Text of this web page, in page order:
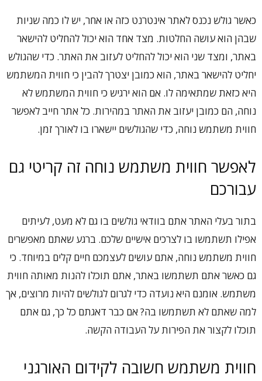
כאשר גולש נכנס לאתר אינטרנט כזה או אחר, יש לו כמה שניות
שבהן הוא עושה החלטות. מצד אחד הוא יכול להחליט להישאר
באתר, ומצד שני הוא יכול להחליט לעזוב את האתר. כדי שהגולש
יחליט להישאר באתר, הוא כמובן יצטרך להבין כי חווית המשתמש
היא כזאת שמתאימה לו. אם הוא ירגיש כי חווית המשתמש לא
נוחה, הם כמובן יעזוב את האתר במהירות. כל אתר חייב לאפשר
חווית משתמש נוחה, כדי שהגולשים יישארו בו לאורך זמן.
לאפשר חווית משתמש נוחה זה קריטי גם
עבורכם
בתור בעלי האתר אתם בוודאי גולשים בו גם לא מעט, לעיתים
אפילו תשתמשו בו לצרכים אישיים שלכם. ברגע שאתם מאפשרים
חווית משתמש נוחה, אתם עושים לעצמכם חיים קלים במיוחד. כי
גם כאשר אתם תשתמשו באתר, אתם תוכלו להנות מאותה חווית
משתמש. אומנם היא נועדה כדי לגרום לגולשים להיות מרוצים, אך
למה שאתם לא תשתמשו בה? אם כבר דאגתם כל כך, גם אתם
תוכלו לקצור את הפירות על העבודה הקשה.
חווית משתמש חשובה לקידום האורגני